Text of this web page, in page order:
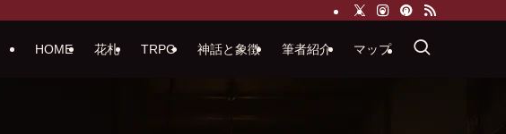
HOME 花札 TRPG 神話と象徴 筆者紹介 マップ